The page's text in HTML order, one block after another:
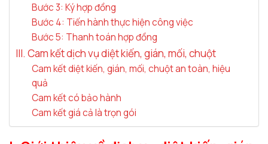
Bước 3: Ký hợp đồng
Bước 4: Tiến hành thực hiện công việc
Bước 5: Thanh toán hợp đồng
III. Cam kết dịch vụ diệt kiến, gián, mối, chuột
Cam kết diệt kiến, gián, mối, chuột an toàn, hiệu
quả
Cam kết có bảo hành
Cam kết giá cả là trọn gói